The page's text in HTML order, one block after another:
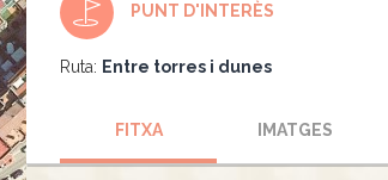
PUNT D'INTERÈS
Ruta: Entre torres i dunes
FITXA IMATGES